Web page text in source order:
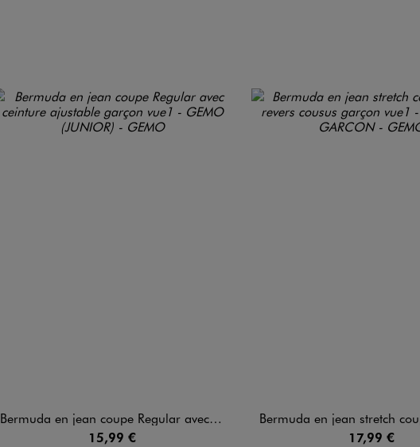
Bermuda en jean coupe Regular avec ceinture ajustable garçon
15,99 €
Bermuda en jean stretch coupe slim à
17,99 €